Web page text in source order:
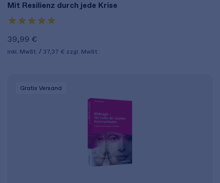
Mit Resilienz durch jede Krise
39,99 €
inkl. MwSt. 37,37 € zzgl. MwSt.
Gratis Versand